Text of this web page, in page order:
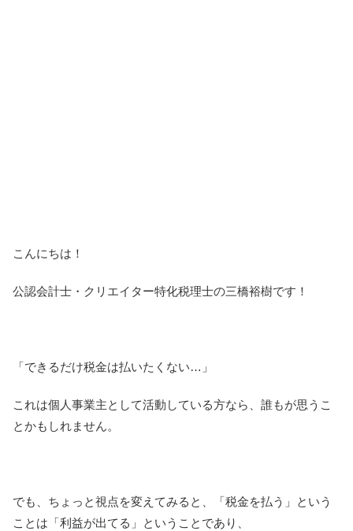
こんにちは！
公認会計士・クリエイター特化税理士の三橋裕樹です！
「できるだけ税金は払いたくない…」
これは個人事業主として活動している方なら、誰もが思うこ
とかもしれません。
でも、ちょっと視点を変えてみると、「税金を払う」という
ことは「利益が出てる」ということであり、